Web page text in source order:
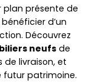
plan présente de
d’un
Découvrez
neufs de
de livraison, et
futur patrimoine.